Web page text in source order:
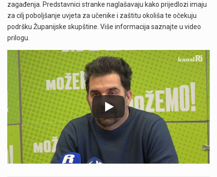
zagađenja. Predstavnici stranke naglašavaju kako prijedlozi imaju
za cilj poboljšanje uvjeta za učenike i zaštitu okoliša te očekuju
podršku Županijske skupštine. Više informacija saznajte u video
prilogu.